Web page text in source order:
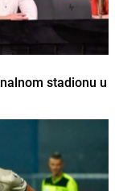
stadionu u